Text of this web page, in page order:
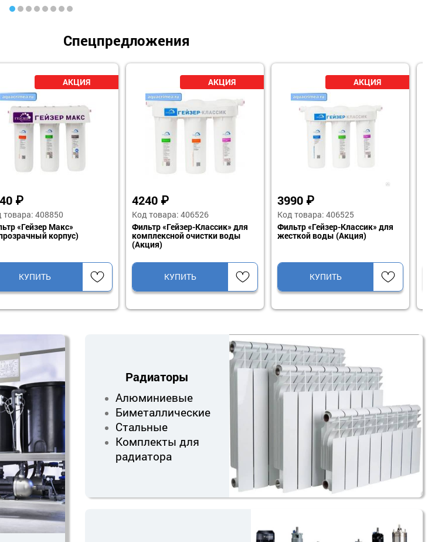
1 2 3 4 5 6 7 8
Спецпредложения
9290
Код товара: 409245
Фильтр «Гейзер Ультра Био 431»
Стандарт для очень жесткой
воды АКЦИЯ
КУПИТЬ
8590
Код товара: 405087
Фильтр «Гейзер 3 Био 331» для
сверхжесткой воды Акция
КУПИТЬ
8450
Код товара: 409405
Фильтр “Гейзер Макс»
прозрачный для очистки воды
Радиаторы
Алюминиевые
Биметаллические
Стальные
Комплекты для
радиатора